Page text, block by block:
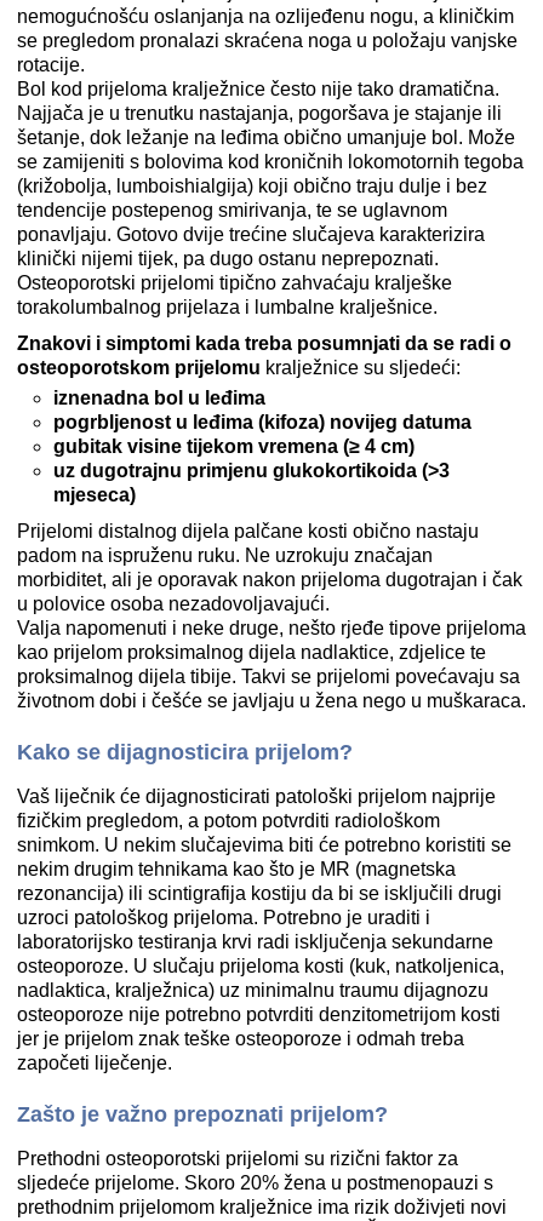
nemogućnošću oslanjanja na ozlijeđenu nogu, a kliničkim
se pregledom pronalazi skraćena noga u položaju vanjske
rotacije.
Bol kod prijeloma kralježnice često nije tako dramatična.
Najjača je u trenutku nastajanja, pogoršava je stajanje ili
šetanje, dok ležanje na leđima obično umanjuje bol. Može
se zamijeniti s bolovima kod kroničnih lokomotornih tegoba
(križobolja, lumboishialgija) koji obično traju dulje i bez
tendencije postepenog smirivanja, te se uglavnom
ponavljaju. Gotovo dvije trećine slučajeva karakterizira
klinički nijemi tijek, pa dugo ostanu neprepoznati.
Osteoporotski prijelomi tipično zahvaćaju kralješke
torakolumbalnog prijelaza i lumbalne kralješnice.
Znakovi i simptomi kada treba posumnjati da se radi o
osteoporotskom prijelomu kralježnice su sljedeći:
iznenadna bol u leđima
pogrbljenost u leđima (kifoza) novijeg datuma
gubitak visine tijekom vremena (≥ 4 cm)
uz dugotrajnu primjenu glukokortikoida (>3
mjeseca)
Prijelomi distalnog dijela palčane kosti obično nastaju
padom na ispruženu ruku. Ne uzrokuju značajan
morbiditet, ali je oporavak nakon prijeloma dugotrajan i čak
u polovice osoba nezadovoljavajući.
Valja napomenuti i neke druge, nešto rjeđe tipove prijeloma
kao prijelom proksimalnog dijela nadlaktice, zdjelice te
proksimalnog dijela tibije. Takvi se prijelomi povećavaju sa
životnom dobi i češće se javljaju u žena nego u muškaraca.
Kako se dijagnosticira prijelom?
Vaš liječnik će dijagnosticirati patološki prijelom najprije
fizičkim pregledom, a potom potvrditi radiološkom
snimkom. U nekim slučajevima biti će potrebno koristiti se
nekim drugim tehnikama kao što je MR (magnetska
rezonancija) ili scintigrafija kostiju da bi se isključili drugi
uzroci patološkog prijeloma. Potrebno je uraditi i
laboratorijsko testiranja krvi radi isključenja sekundarne
osteoporoze. U slučaju prijeloma kosti (kuk, natkoljenica,
nadlaktica, kralježnica) uz minimalnu traumu dijagnozu
osteoporoze nije potrebno potvrditi denzitometrijom kosti
jer je prijelom znak teške osteoporoze i odmah treba
započeti liječenje.
Zašto je važno prepoznati prijelom?
Prethodni osteoporotski prijelomi su rizični faktor za
sljedeće prijelome. Skoro 20% žena u postmenopauzi s
prethodnim prijelomom kralježnice ima rizik doživjeti novi